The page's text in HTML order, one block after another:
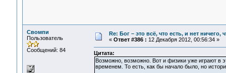
Свомпи
Пользователь
Сообщений: 84
Re: Бог – это всё, что есть, и нет
« Ответ #386 : 12 Декабря 2012, 00:56:34 »
Цитата:
Возможно, возможно. Вот и физики уже играют в
временем. То есть, как бы начало было, но